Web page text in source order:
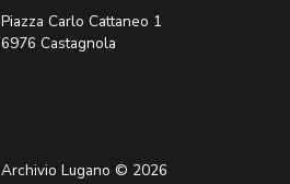
Piazza Carlo Cattaneo 1
6976 Castagnola
Archivio Lugano © 2026